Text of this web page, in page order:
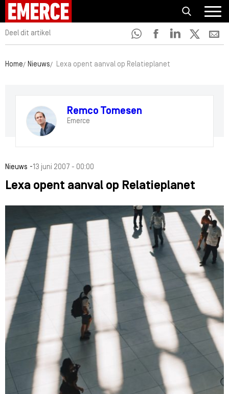
Deel dit artikel
Home Nieuws Lexa opent aanval op Relatieplanet
Remco Tomesen
Emerce
Nieuws -13 juni 2007 - 00:00
Lexa opent aanval op Relatieplanet